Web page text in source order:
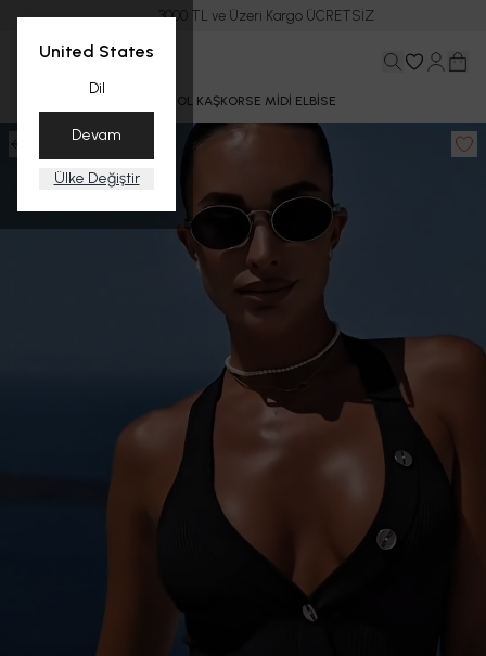
United States
Dil
Devam
Ülke Değiştir
3000 TL ve Üzeri Kargo ÜCRETSİZ
CAMISOL KAŞKORSE MİDİ ELBİSE